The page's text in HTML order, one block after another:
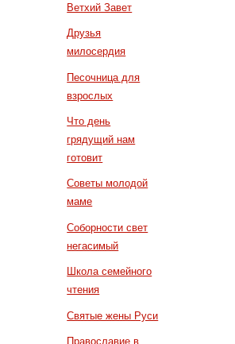
Ветхий Завет
Друзья
милосердия
Песочница для
взрослых
Что день
грядущий нам
готовит
Советы молодой
маме
Соборности свет
негасимый
Школа семейного
чтения
Святые жены Руси
Православие в